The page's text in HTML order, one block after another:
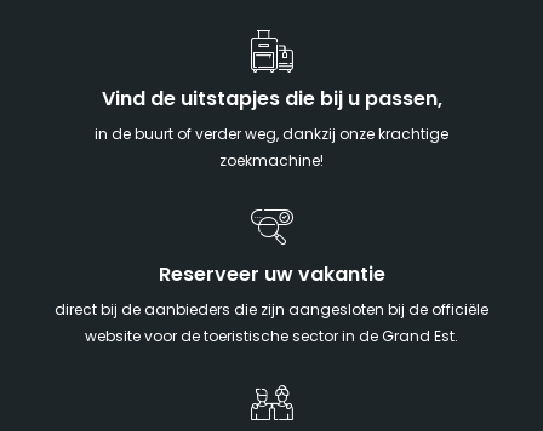
Vind de uitstapjes die bij u passen,
in de buurt of verder weg, dankzij onze krachtige
zoekmachine!
Reserveer uw vakantie
direct bij de aanbieders die zijn aangesloten bij de officiële
website voor de toeristische sector in de Grand Est.